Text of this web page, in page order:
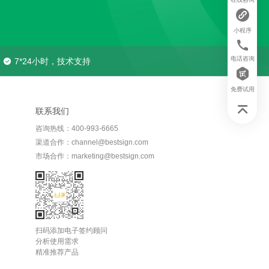
7*24小时，技术支持
联系我们
咨询热线：400-993-6665
渠道合作：channel@bestsign.com
市场合作：marketing@bestsign.com
扫码添加电子签约顾问
分析使用需求
精准推荐产品
小程序
电话咨询
免费试用